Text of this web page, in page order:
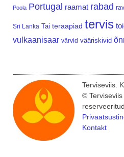
Poola Portugal raamat rabad
Sri Lanka Tai teraapiad tervis
vulkaanisaar värvid vääriskivid
Terviseviis.
©
Kontakt